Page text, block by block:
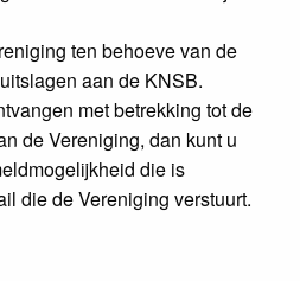
ten behoeve van de
aan de KNSB.
met betrekking tot de
de Vereniging, dan kunt u
die is
die de Vereniging verstuurt.